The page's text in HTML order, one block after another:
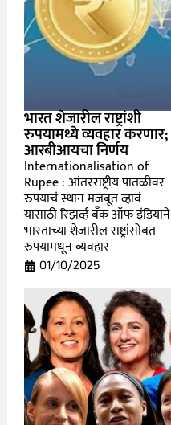
भारत शेजारील राष्ट्रांशी
रुपयामध्ये व्यवहार करणार;
आरबीआयचा निर्णय
Internationalisation of
Rupee : आंतरराष्ट्रीय पातळीवर
रुपयाचं स्थान मजबूत व्हावं
यासाठी रिझर्व्ह बँक ऑफ इंडियाने
भारताच्या शेजारील राष्ट्रांसोबत
रुपयामधून व्यवहार
01/10/2025